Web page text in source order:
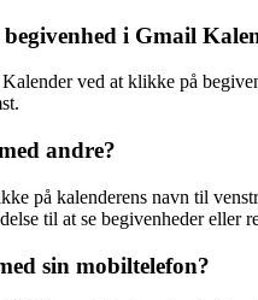
i Gmail
ved at klikke på
andre?
på kalenderens navn til
til at se begivenheder eller
sin mobiltelefon?